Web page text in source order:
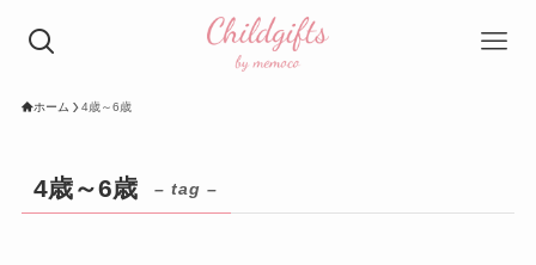
ホーム 4歳～6歳
4歳～6歳 – tag –